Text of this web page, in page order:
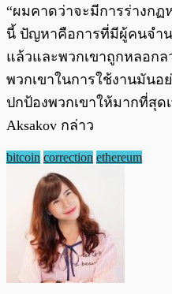
“ผมคาดว่าจะมีการร่างก
นี้ ปัญหาคือการที่มีผู้คนจำ
แล้วและพวกเขาถูกหลอกล
พวกเขาในการใช้งานมันอ
ปกป้องพวกเขาให้มากที่สุด
Aksakov กล่าว
bitcoin correction ethereum